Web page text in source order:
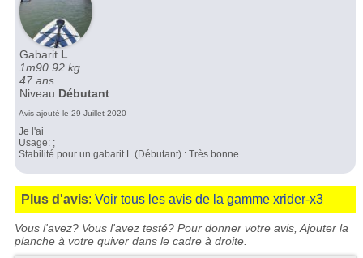
Gabarit L
1m90 92 kg.
47 ans
Niveau Débutant
Avis ajouté le 29 Juillet 2020--
Je l'ai
Usage: ;
Stabilité pour un gabarit L (Débutant) : Très bonne
Plus d'avis:Voir tous les avis de la gamme xrider-x3
Vous l'avez? Vous l'avez testé? Pour donner votre avis, Ajouter la
planche à votre quiver dans le cadre à droite.